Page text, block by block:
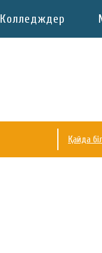
Колледждер
Қайда